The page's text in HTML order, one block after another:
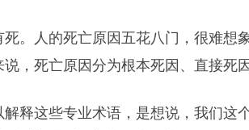
死。人的死亡原因五花八门，很难想
，死亡原因分为根本死因、直接死
解释这些专业术语，是想说，我们这